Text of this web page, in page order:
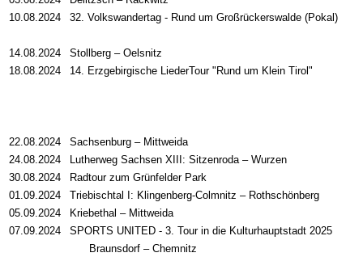
10.08.2024
32. Volkswandertag - Rund um Großrückerswalde (Pokal)
14.08.2024
Stollberg – Oelsnitz
18.08.2024
14. Erzgebirgische LiederTour "Rund um Klein Tirol"
22.08.2024
Sachsenburg – Mittweida
24.08.2024
Lutherweg Sachsen XIII: Sitzenroda –Wurzen
30.08.2024
Radtour zum Grünfelder Park
01.09.2024
Triebischtal I: Klingenberg-Colmnitz – Rothschönberg
05.09.2024
Kriebethal – Mittweida
07.09.2024
SPORTS UNITED - 3. Tour in die Kulturhauptstadt 2025
Braunsdorf – Chemnitz